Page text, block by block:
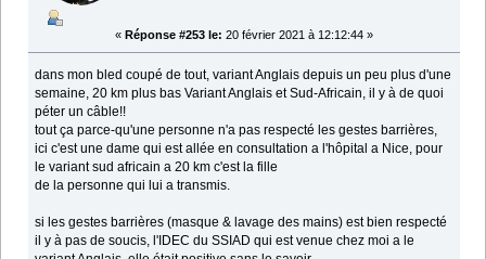
« Réponse #253 le: 20 février 2021 à 12:12:44 »
dans mon bled coupé de tout, variant Anglais depuis un peu plus d'une
semaine, 20 km plus bas Variant Anglais et Sud-Africain, il y à de quoi
péter un câble!!
tout ça parce-qu'une personne n'a pas respecté les gestes barrières,
ici c'est une dame qui est allée en consultation a l'hôpital a Nice, pour
le variant sud africain a 20 km c'est la fille
de la personne qui lui a transmis.
si les gestes barrières (masque & lavage des mains) est bien respecté
il y à pas de soucis, l'IDEC du SSIAD qui est venue chez moi a le